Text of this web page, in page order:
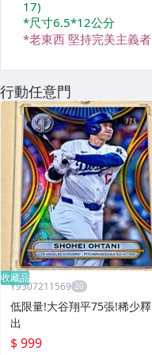
行動任意門
收藏品
Y9307211569
低限量!大谷翔平75張!稀少釋
出
$ 999